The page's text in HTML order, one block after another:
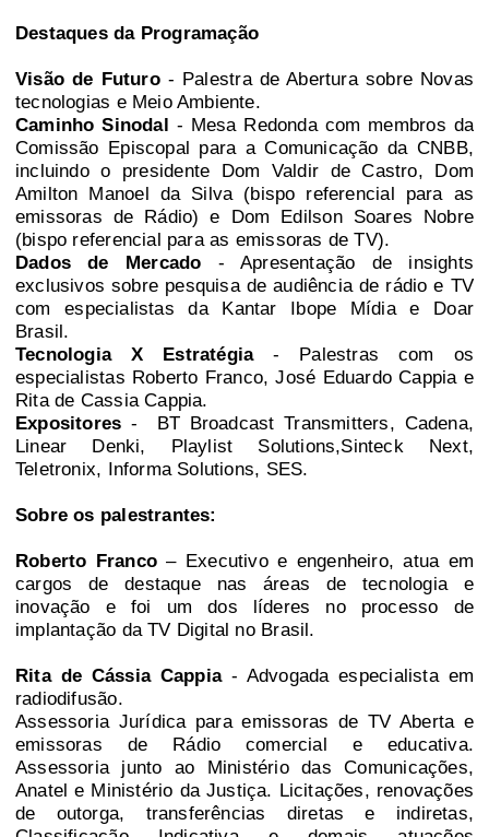
Destaques da Programação
Visão de Futuro- Palestra de Abertura sobre Novas
tecnologias e Meio Ambiente.
Caminho Sinodal - Mesa Redonda com membros da
Comissão Episcopal para a Comunicação da CNBB,
incluindo o presidente Dom Valdir de Castro, Dom
Amilton Manoel da Silva (bispo referencial para as
emissoras de Rádio) e Dom Edilson Soares Nobre
(bispo referencial para as emissoras de TV).
Dados de Mercado - Apresentação de insights
exclusivos sobre pesquisa de audiência de rádio e TV
com especialistas da Kantar Ibope Mídia e Doar
Brasil.
Tecnologia X Estratégia- Palestras com os
especialistas Roberto Franco, José Eduardo Cappia e
Rita de Cassia Cappia.
Expositores - BT Broadcast Transmitters, Cadena,
Linear Denki, Playlist Solutions,Sinteck Next,
Teletronix, Informa Solutions, SES.
Sobre os palestrantes:
Roberto Franco – Executivo e engenheiro, atua em
cargos de destaque nas áreas de tecnologia e
inovação e foi um dos líderes no processo de
implantação da TV Digital no Brasil.
Rita de Cássia Cappia- Advogada especialista em
radiodifusão.
Assessoria Jurídica para emissoras de TV Aberta e
emissoras de Rádio comercial e educativa.
Assessoria junto ao Ministério das Comunicações,
Anatel e Ministério da Justiça. Licitações, renovações
de outorga, transferências diretas e indiretas,